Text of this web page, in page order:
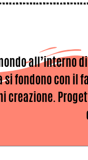
all’interno
fondono con il
creazione.